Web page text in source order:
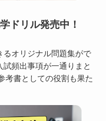
ドリル発売中！
オリジナル問題集がで
頻出事項が一通りまと
考書としての役割も果た